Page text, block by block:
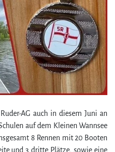
AG auch in diesem Juni an
auf dem Kleinen Wannsee
8 Rennen mit 20 Booten
und 3 dritte Plätze, sowie eine